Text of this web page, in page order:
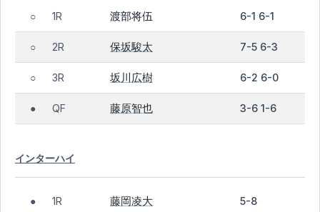
○ 1R 渡部将伍 6-1 6-1
○ 2R 保坂駿太 7-5 6-3
○ 3R 坂川広樹 6-2 6-0
● QF 藤原智也 3-6 1-6
インターハイ
● 1R 藤岡凌大 5-8